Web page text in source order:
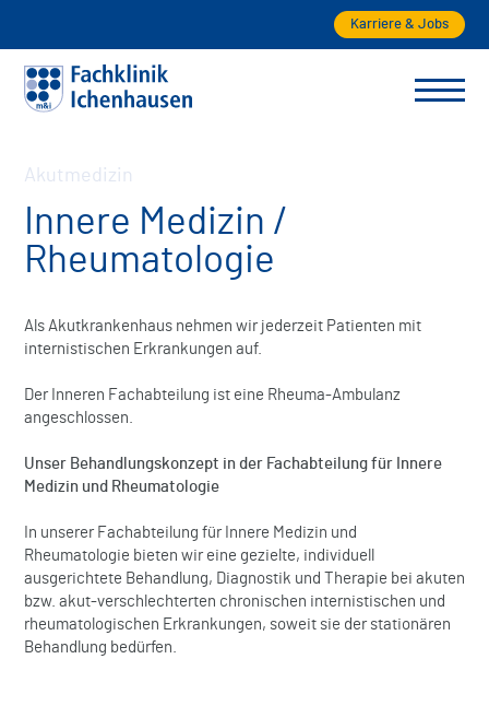
Karriere & Jobs
Akutmedizin
Innere Medizin /
Rheumatologie
Als Akutkrankenhaus nehmen wir jederzeit Patienten mit
internistischen Erkrankungen auf.
Der Inneren Fachabteilung ist eine Rheuma-Ambulanz
angeschlossen.
Unser Behandlungskonzept in der Fachabteilung für Innere
Medizin und Rheumatologie
In unserer Fachabteilung für Innere Medizin und
Rheumatologie bieten wir eine gezielte, individuell
ausgerichtete Behandlung, Diagnostik und Therapie bei akuten
bzw. akut-verschlechterten chronischen internistischen und
rheumatologischen Erkrankungen, soweit sie der stationären
Behandlung bedürfen.